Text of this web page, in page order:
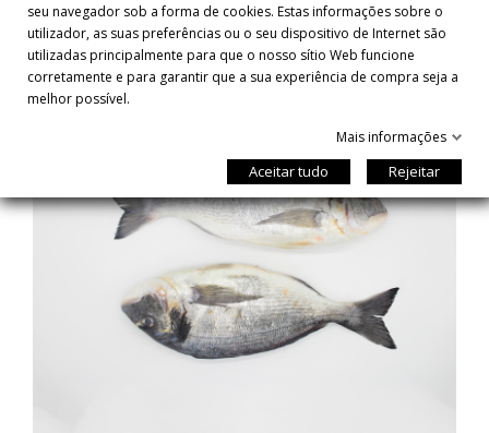
seu navegador sob a forma de cookies. Estas informações sobre o
utilizador, as suas preferências ou o seu dispositivo de Internet são
utilizadas principalmente para que o nosso sítio Web funcione
corretamente e para garantir que a sua experiência de compra seja a
melhor possível.
Mais informações
Aceitar tudo Rejeitar